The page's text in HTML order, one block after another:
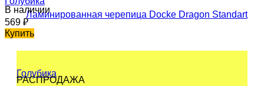
В наличии
569 ₽
Купить
РАСПРОДАЖА